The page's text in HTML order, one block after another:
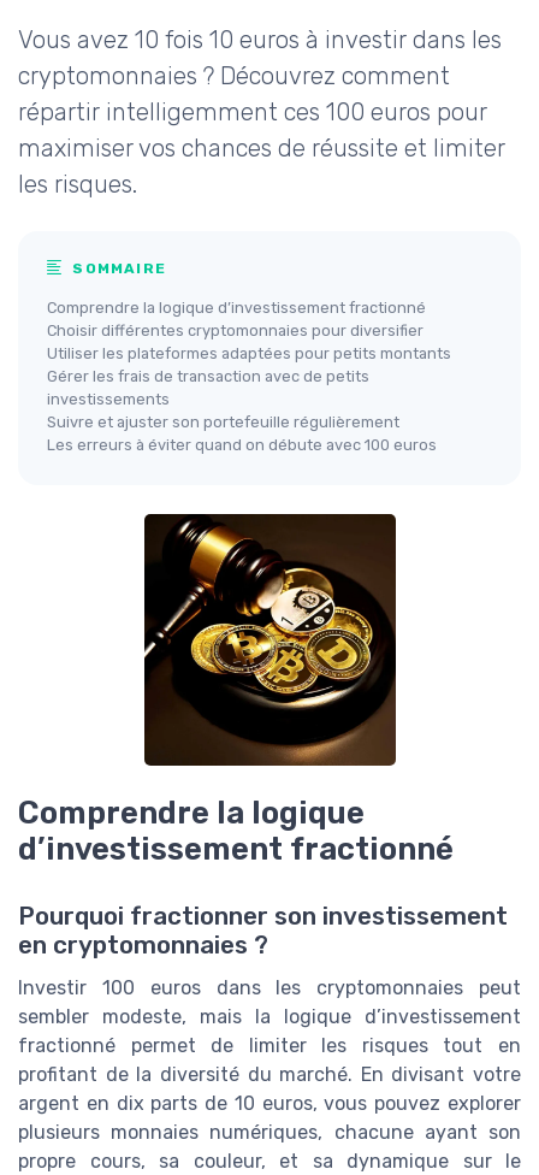
Vous avez 10 fois 10 euros à investir dans les
cryptomonnaies ? Découvrez comment
répartir intelligemment ces 100 euros pour
maximiser vos chances de réussite et limiter
les risques.
SOMMAIRE
Comprendre la logique d’investissement fractionné
Choisir différentes cryptomonnaies pour diversifier
Utiliser les plateformes adaptées pour petits montants
Gérer les frais de transaction avec de petits
investissements
Suivre et ajuster son portefeuille régulièrement
Les erreurs à éviter quand on débute avec 100 euros
Comprendre la logique
d’investissement fractionné
Pourquoi fractionner son investissement
en cryptomonnaies ?
Investir 100 euros dans les cryptomonnaies peut
sembler modeste, mais la logique d’investissement
fractionné permet de limiter les risques tout en
profitant de la diversité du marché. En divisant votre
argent en dix parts de 10 euros, vous pouvez explorer
plusieurs monnaies numériques, chacune ayant son
propre cours, sa couleur, et sa dynamique sur le